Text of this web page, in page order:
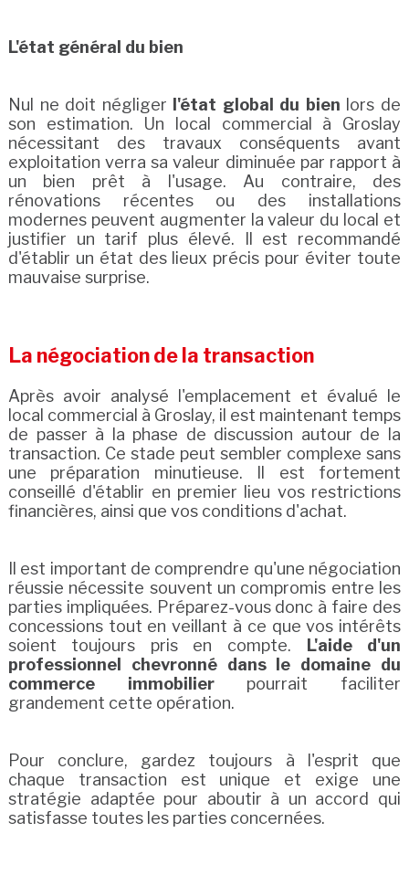
L'état général du bien
Nul ne doit négliger l'état global du bien lors de
son estimation. Un local commercial à Groslay
nécessitant des travaux conséquents avant
exploitation verra sa valeur diminuée par rapport à
un bien prêt à l'usage. Au contraire, des
rénovations récentes ou des installations
modernes peuvent augmenter la valeur du local et
justifier un tarif plus élevé. Il est recommandé
d'établir un état des lieux précis pour éviter toute
mauvaise surprise.
La négociation de la transaction
Après avoir analysé l'emplacement et évalué le
local commercial à Groslay, il est maintenant temps
de passer à la phase de discussion autour de la
transaction. Ce stade peut sembler complexe sans
une préparation minutieuse. Il est fortement
conseillé d'établir en premier lieu vos restrictions
financières, ainsi que vos conditions d'achat.
Il est important de comprendre qu'une négociation
réussie nécessite souvent un compromis entre les
parties impliquées. Préparez-vous donc à faire des
concessions tout en veillant à ce que vos intérêts
soient toujours pris en compte.
L'aide d'un
professionnel chevronné dans le domaine du
commerce immobilierpourrait faciliter
grandement cette opération.
Pour conclure, gardez toujours à l'esprit que
chaque transaction est unique et exige une
stratégie adaptée pour aboutir à un accord qui
satisfasse toutes les parties concernées.